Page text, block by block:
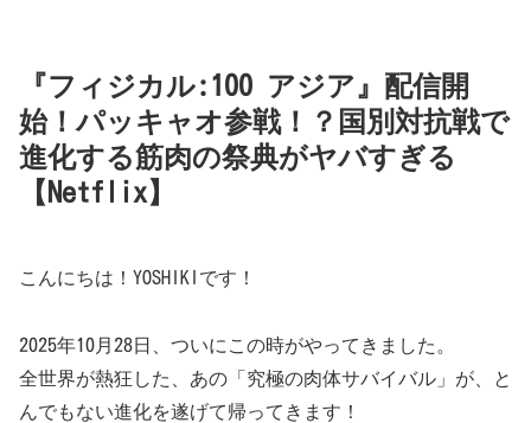
『フィジカル:100 アジア』配信開
始！パッキャオ参戦！？国別対抗戦で
進化する筋肉の祭典がヤバすぎる
【Netflix】
こんにちは！YOSHIKIです！
2025年10月28日、ついにこの時がやってきました。
全世界が熱狂した、あの「究極の肉体サバイバル」が、と
んでもない進化を遂げて帰ってきます！